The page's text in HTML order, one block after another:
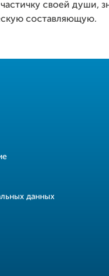
своей души,
составляющую.
данных